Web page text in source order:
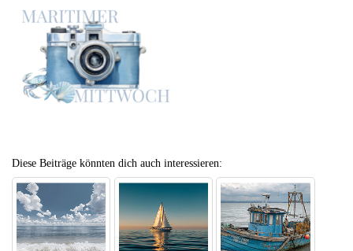
Diese Beiträge könnten dich auch interessieren: